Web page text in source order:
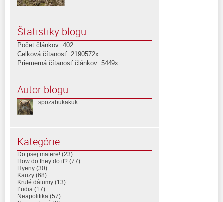
Štatistiky blogu
Počet článkov: 402
Celková čítanosť: 2190572x
Priemerná čítanosť článkov: 5449x
Autor blogu
spozabukakuk
Kategórie
Do psej matere! (23)
How do they do it? (77)
Hyeny (30)
Kauzy (68)
Kruté dátumy (13)
Ľudia (17)
Neapolitika (57)